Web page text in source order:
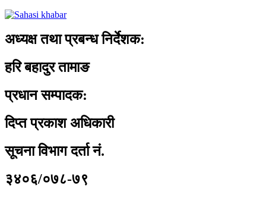
अध्यक्ष तथा प्रबन्ध निर्देशक:
हरि बहादुर तामाङ
प्रधान सम्पादक:
दिप्त प्रकाश अधिकारी
सूचना विभाग दर्ता नं.
३४०६/०७८-७९